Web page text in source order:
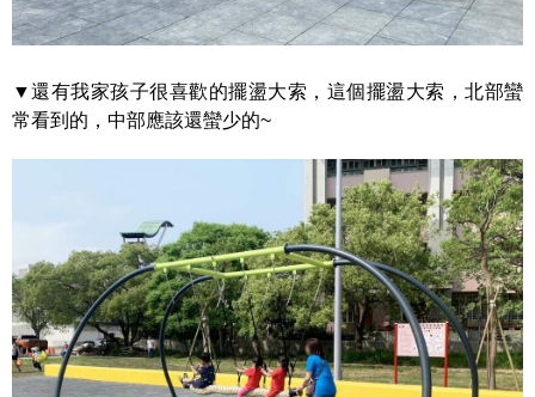
▼還有我家孩子很喜歡的擺盪大索，這個擺盪大索，北部蠻
常看到的，中部應該還蠻少的~